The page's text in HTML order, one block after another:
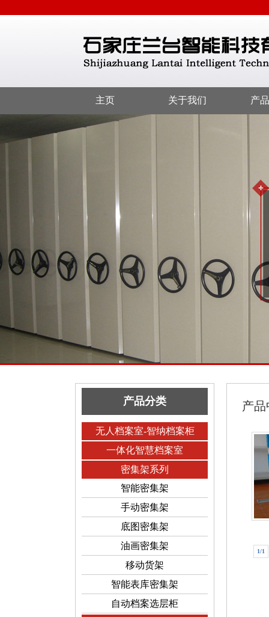
主页 关于我们 产
产品分类
无人档案室-智纳档案柜
一体化智慧档案室
密集架系列
智能密集架
手动密集架
底图密集架
油画密集架
移动货架
智能表库密集架
自动档案选层柜
产品
1/1